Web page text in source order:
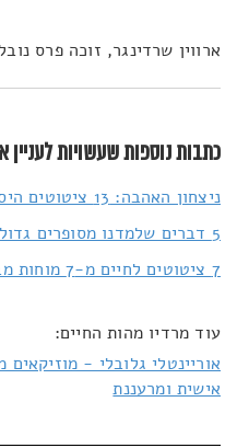
ארווין שרדינגר, זוכה פרס
כתבות נוספות שעשויות לעניין
ניצחון האהבה: 13 ציטוטים היסטוריים של האם תרזה
5 דברים שלמדנו מסופרים גדולים, ולאו דווקא מהספרים שכתבו
7 ציטוטים לחיים מ-7 מוחות מבריקים
עוד מרדיו מהות החיים:
אוריינטלי גלובלי -
אישית ומרעננת